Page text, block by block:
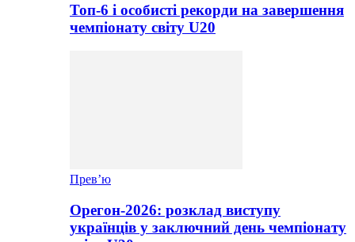
Топ-6 і особисті рекорди на завершення
чемпіонату світу U20
Прев’ю
Орегон-2026: розклад виступу
українців у заключний день чемпіонату